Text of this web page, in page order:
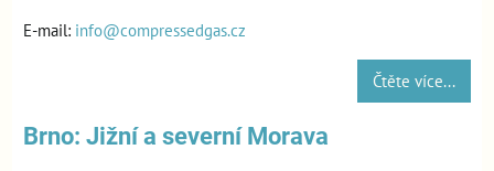
E-mail: info@compressedgas.cz
Čtěte více...
Brno: Jižní a severní Morava